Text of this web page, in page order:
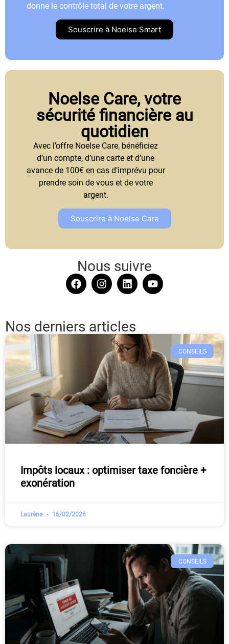
donne le contrôle total de votre argent.
Souscrire à Noelse Smart
Noelse Care, votre
sécurité financière au
quotidien
Avec l’offre Noelse Care, bénéficiez
d’un compte, d’une carte et d’une
avance de 100€ en cas d’imprévu pour
prendre soin de vous et de votre
argent.
Souscrire à Noelse Care
Nous suivre
Nos derniers articles
CONSEILS
Impôts locaux : optimiser taxe foncière +
exonération
Laurène 16/02/2026
CONSEILS